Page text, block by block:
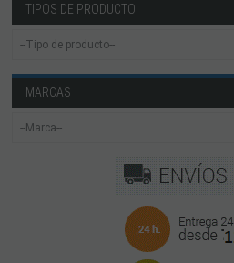
TIPOS DE PRODUCTO
MARCAS